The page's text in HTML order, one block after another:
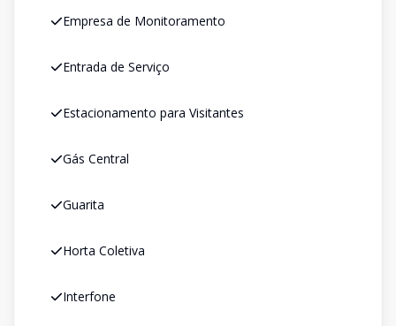
Empresa de Monitoramento
Entrada de Serviço
Estacionamento para Visitantes
Gás Central
Guarita
Horta Coletiva
Interfone